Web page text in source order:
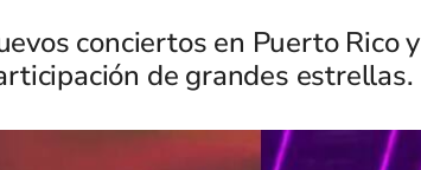
conciertos en Puerto Rico y
de grandes estrellas.